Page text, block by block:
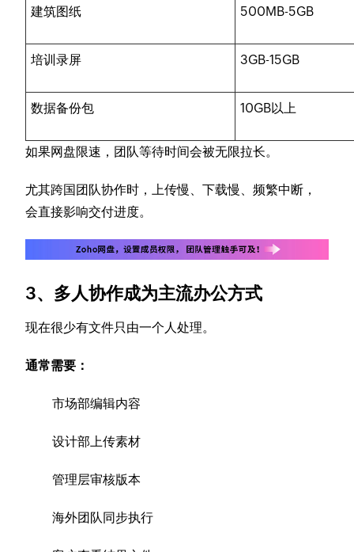
建筑图纸 500MB-5GB
培训录屏 3GB-15GB
数据备份包 10GB以上
如果网盘限速，团队等待时间会被无限拉长。
尤其跨国团队协作时，上传慢、下载慢、频繁中断，
会直接影响交付进度。
3、多人协作成为主流办公方式
现在很少有文件只由一个人处理。
通常需要：
市场部编辑内容
设计部上传素材
管理层审核版本
海外团队同步执行